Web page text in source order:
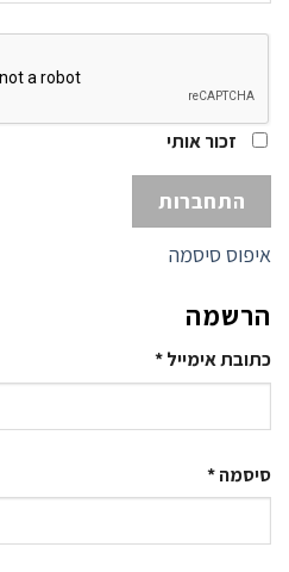
זכור אותי
התחברות
איפוס סיסמה
הרשמה
כתובת אימייל*חובה
סיסמה*חובה